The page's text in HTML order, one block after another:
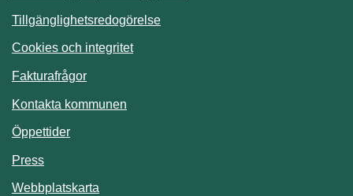
Tillgänglighetsredogörelse
Cookies och integritet
Fakturafrågor
Kontakta kommunen
Öppettider
Press
Webbplatskarta